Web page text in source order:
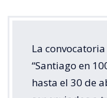
La
“Santiago en
hasta el 30 de